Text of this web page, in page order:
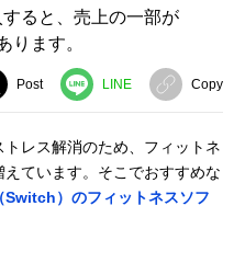
ると、売上の一部が
ります。
Post LINE Copy
レス解消のため、フィットネ
ています。そこでおすすめな
Switch）のフィットネスソフ